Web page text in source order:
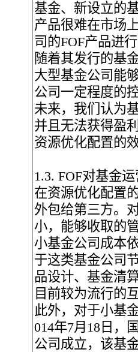
基金、新设立的
产品很难在市场
司的FOF产品进
随着其发行的基
大型基金公司能
公司一定程度的
未来，我们认为
并且无法获得盈
资源优化配置的
1.3. FOF对基金
在资源优化配置
外包给第三方。
小，能够收取的
小基金公司成本
于这类基金公司
品设计、基金清
目前较为流行的
此外，对于小基
014年7月18日，
公司成立，该基